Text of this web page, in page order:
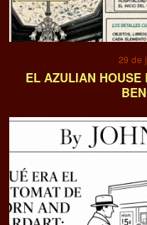
29 de
EL AZULIAN